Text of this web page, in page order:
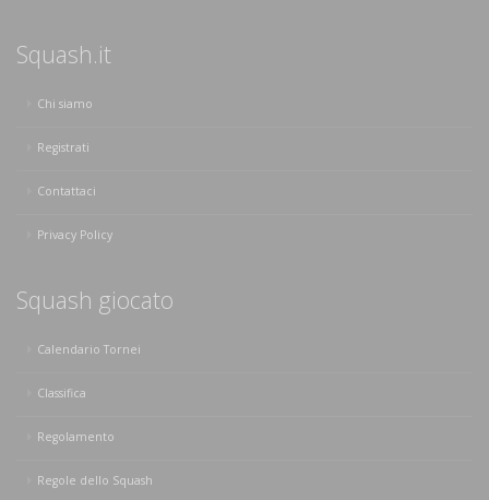
Squash.it
Chi siamo
Registrati
Contattaci
Privacy Policy
Squash giocato
Calendario Tornei
Classifica
Regolamento
Regole dello Squash